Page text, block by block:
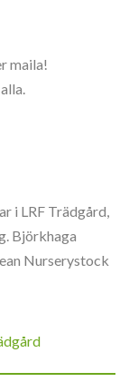
maila!
i LRF Trädgård,
Björkhaga
Nurserystock